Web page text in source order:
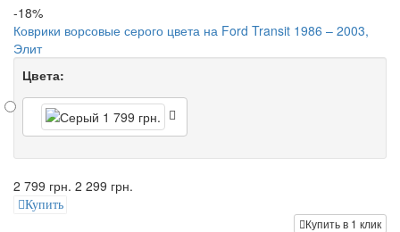
-18%
Коврики ворсовые серого цвета на Ford Transit 1986 – 2003,
Элит
Цвета:
2 799 грн. 2 299 грн.
Купить
Купить в 1 клик